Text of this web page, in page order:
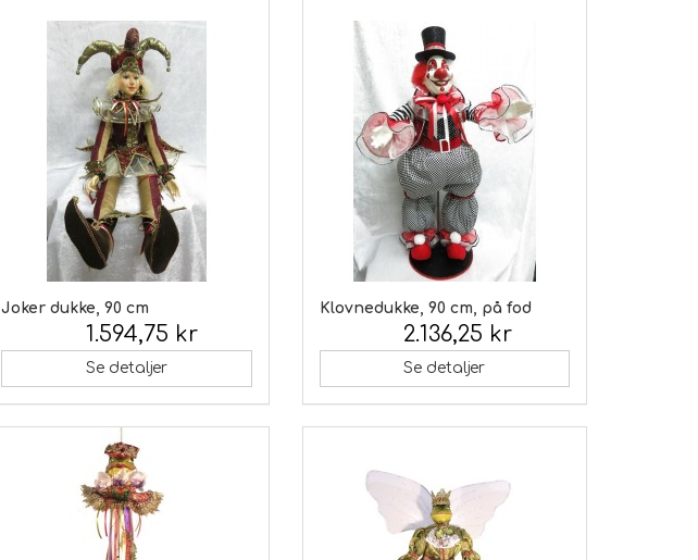
Joker dukke, 90 cm
1.594,75 kr
Se detaljer
Klovnedukke, 90 cm, på fod
2.136,25 kr
Se detaljer